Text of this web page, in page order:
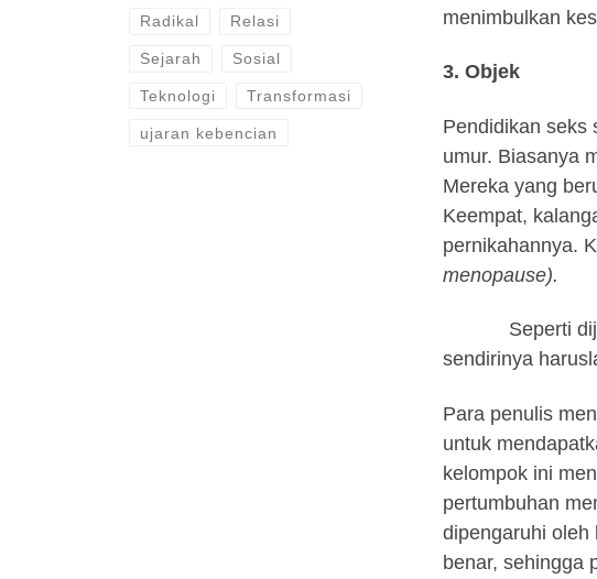
menimbulkan
3. Objek
Pendidikan seks
umur. Biasanya
Mereka yang
Keempat,
pernikahannya.
menopause).
Seperti
sendirinya
Para penulis
untuk
kelompok ini
pertumbuhan
dipengaruhi oleh
benar, sehingga
Radikal Relasi
Sejarah Sosial
Teknologi Transformasi
ujaran kebencian